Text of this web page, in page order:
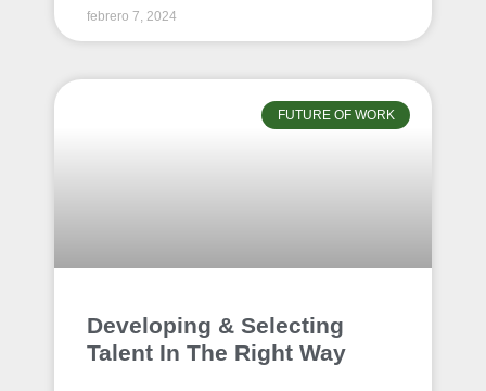
febrero 7, 2024
FUTURE OF WORK
Developing & Selecting
Talent In The Right Way